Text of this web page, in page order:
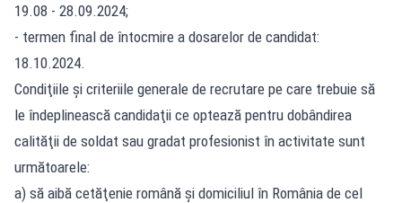
19.08 - 28.09.2024;
- termen final de întocmire a dosarelor de candidat:
18.10.2024.
Condiţiile şi criteriile generale de recrutare pe care trebuie să
le îndeplinească candidaţii ce optează pentru dobândirea
calităţii de soldat sau gradat profesionist în activitate sunt
următoarele:
a) să aibă cetăţenie română şi domiciliul în România de cel